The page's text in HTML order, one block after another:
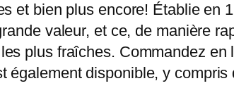
et bien plus encore! Établie en
valeur, et ce, de manière
plus fraîches. Commandez en
également disponible, y